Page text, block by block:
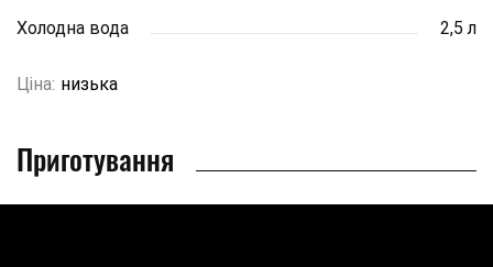
Холодна вода
2,5 л
Ціна: низька
Приготування